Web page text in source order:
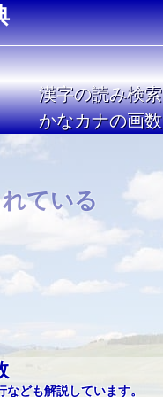
漢字の読み検索
かなカナの画数
ている
ども解説しています。